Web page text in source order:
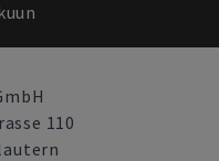
110